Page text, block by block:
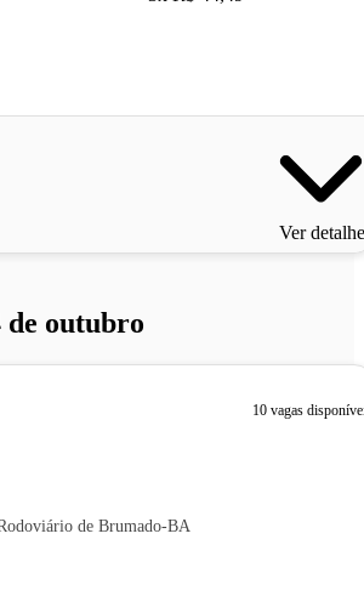
Ver
de outubro
10 vagas
de Brumado-BA